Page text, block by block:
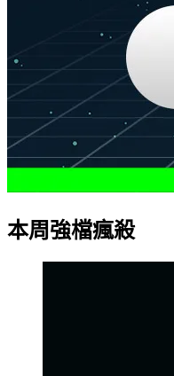
本周強檔瘋殺